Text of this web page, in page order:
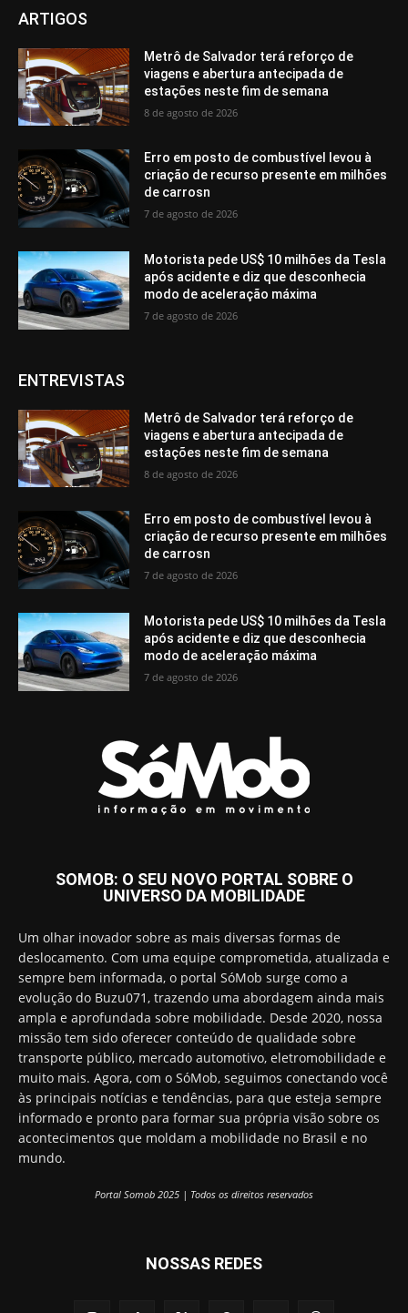
ARTIGOS
Metrô de Salvador terá reforço de
viagens e abertura antecipada de
estações neste fim de semana
8 de agosto de 2026
Erro em posto de combustível levou à
criação de recurso presente em milhões
de carrosn
7 de agosto de 2026
Motorista pede US$ 10 milhões da Tesla
após acidente e diz que desconhecia
modo de aceleração máxima
7 de agosto de 2026
ENTREVISTAS
Metrô de Salvador terá reforço de
viagens e abertura antecipada de
estações neste fim de semana
8 de agosto de 2026
Erro em posto de combustível levou à
criação de recurso presente em milhões
de carrosn
7 de agosto de 2026
Motorista pede US$ 10 milhões da Tesla
após acidente e diz que desconhecia
modo de aceleração máxima
7 de agosto de 2026
SOMOB: O SEU NOVO PORTAL SOBRE O
UNIVERSO DA MOBILIDADE
Um olhar inovador sobre as mais diversas formas de
deslocamento. Com uma equipe comprometida, atualizada e
sempre bem informada, o portal SóMob surge como a
evolução do Buzu071, trazendo uma abordagem ainda mais
ampla e aprofundada sobre mobilidade. Desde 2020, nossa
missão tem sido oferecer conteúdo de qualidade sobre
transporte público, mercado automotivo, eletromobilidade e
muito mais. Agora, com o SóMob, seguimos conectando você
às principais notícias e tendências, para que esteja sempre
informado e pronto para formar sua própria visão sobre os
acontecimentos que moldam a mobilidade no Brasil e no
mundo.
Portal Somob 2025 | Todos os direitos reservados
NOSSAS REDES